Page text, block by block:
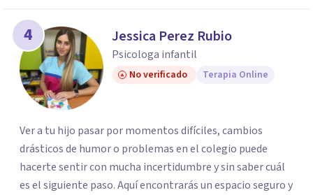
4 Jessica Perez Rubio
Psicologa infantil
No verificado Terapia Online
Ver a tu hijo pasar por momentos difíciles, cambios
drásticos de humor o problemas en el colegio puede
hacerte sentir con mucha incertidumbre y sin saber cuál
es el siguiente paso. Aquí encontrarás un espacio seguro y